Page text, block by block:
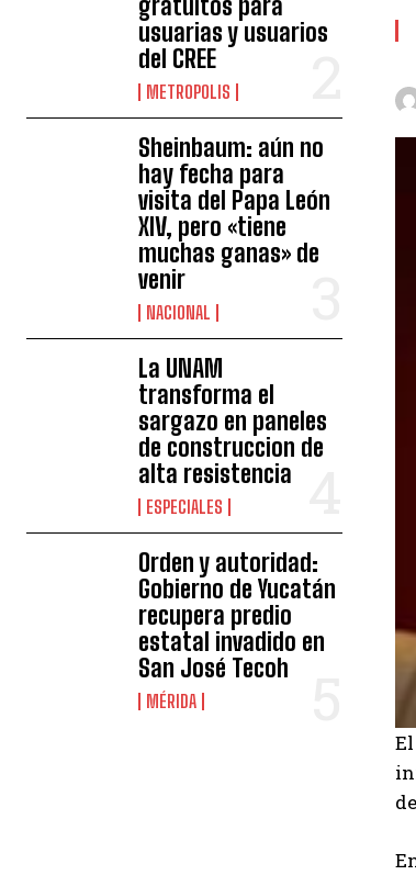
gratuitos para
usuarias y usuarios
del CREE
METROPOLIS
Sheinbaum: aún no
hay fecha para
visita del Papa León
XIV, pero «tiene
muchas ganas» de
venir
NACIONAL
La UNAM
transforma el
sargazo en paneles
de construccion de
alta resistencia
ESPECIALES
Orden y autoridad:
Gobierno de Yucatán
recupera predio
estatal invadido en
San José Tecoh
MÉRIDA